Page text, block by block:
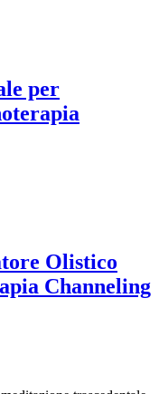
per
Olistico
Channeling